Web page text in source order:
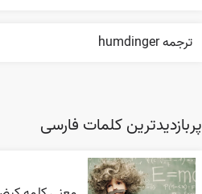
ترجمه humdinger
پربازدیدترین کلمات فارسی